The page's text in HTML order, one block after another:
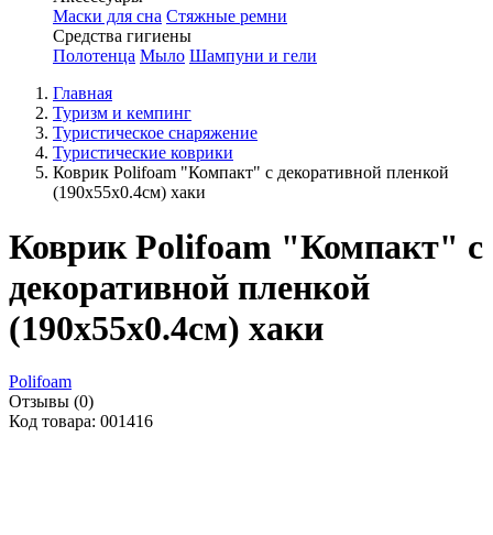
Маски для сна Стяжные ремни
Средства гигиены
Полотенца Мыло Шампуни и гели
Главная
Туризм и кемпинг
Туристическое снаряжение
Туристические коврики
Коврик Polifoam "Компакт" с декоративной пленкой
(190x55x0.4см) хаки
Коврик Polifoam "Компакт" с
декоративной пленкой
(190x55x0.4см) хаки
Polifoam
Отзывы (0)
Код товара: 001416